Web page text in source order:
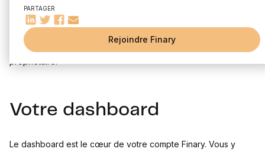
PARTAGER
Rejoindre Finary
Bienvenue sur Finary ! Afin que vous puissiez profiter au
maximum des fonctionnalités, nous vous proposons un tour du
Votre dashboard
Le dashboard est le cœur de votre compte Finary. Vous y